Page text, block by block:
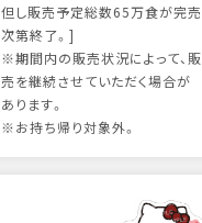
但し販売予定総数65万食が完売
次第終了。]
※期間内の販売状況によって、販
売を継続させていただく場合が
あります。
※お持ち帰り対象外。